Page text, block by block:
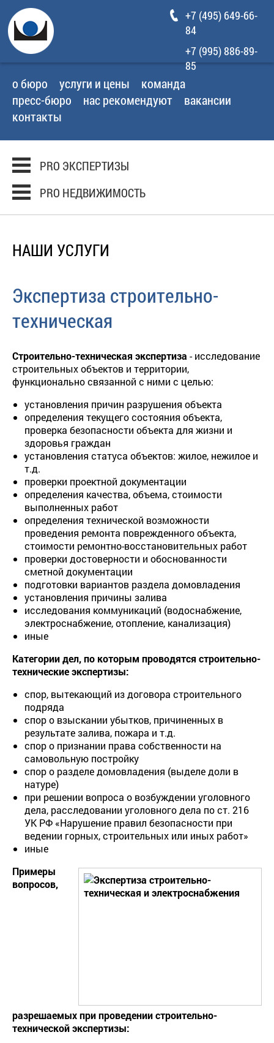
+7 (495) 649-66-
84
+7 (995) 886-89-
85
о бюро услуги и цены
команда
пресс-бюро
нас рекомендуют
вакансии
контакты
PRO ЭКСПЕРТИЗЫ
PRO НЕДВИЖИМОСТЬ
НАШИ УСЛУГИ
Экспертиза строительно-
техническая
Строительно-техническая экспертиза - исследование
строительных объектов и территории,
функционально связанной с ними с целью:
установления причин разрушения объекта
определения текущего состояния объекта,
проверка безопасности объекта для жизни и
здоровья граждан
установления статуса объектов: жилое, нежилое и
т.д.
проверки проектной документации
определения качества, объема, стоимости
выполненных работ
определения технической возможности
проведения ремонта поврежденного объекта,
стоимости ремонтно-восстановительных работ
проверки достоверности и обоснованности
сметной документации
подготовки вариантов раздела домовладения
установления причины залива
исследования коммуникаций (водоснабжение,
электроснабжение, отопление, канализация)
иные
Категории дел, по которым проводятся строительно-
технические экспертизы:
спор, вытекающий из договора строительного
подряда
спор о взыскании убытков, причиненных в
результате залива, пожара и т.д.
спор о признании права собственности на
самовольную постройку
спор о разделе домовладения (выделе доли в
натуре)
при решении вопроса о возбуждении уголовного
дела, расследовании уголовного дела по ст. 216
УК РФ «Нарушение правил безопасности при
ведении горных, строительных или иных работ»
иные
Примеры
вопросов,
разрешаемых при проведении строительно-
технической экспертизы: